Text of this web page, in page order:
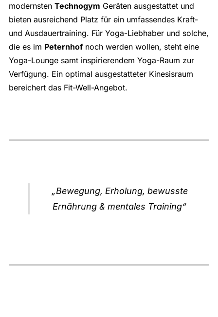
modernsten Technogym Geräten ausgestattet und
bieten ausreichend Platz für ein umfassendes Kraft-
und Ausdauertraining. Für Yoga-Liebhaber und solche,
die es im Peternhofnoch werden wollen, steht eine
Yoga-Lounge samt inspirierendem Yoga-Raum zur
Verfügung. Ein optimal ausgestatteter Kinesisraum
bereichert das Fit-Well-Angebot.
„Bewegung, Erholung, bewusste
Ernährung & mentales Training“